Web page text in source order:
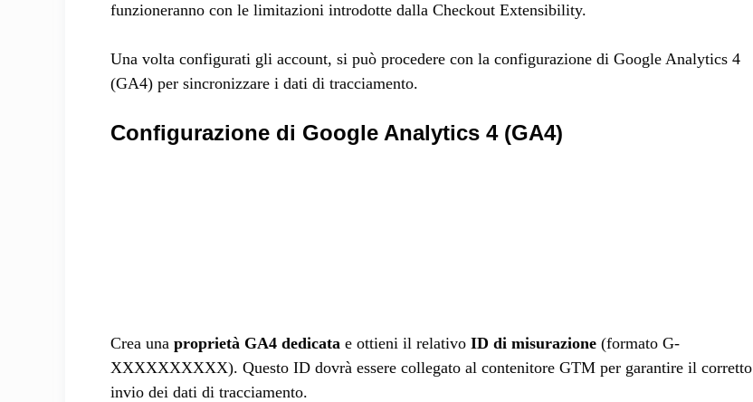
funzioneranno con le limitazioni introdotte dalla Checkout Extensibility.
Una volta configurati gli account, si può procedere con la configurazione di Google Analytics 4
(GA4) per sincronizzare i dati di tracciamento.
Configurazione di Google Analytics 4 (GA4)
Crea una proprietà GA4 dedicata e ottieni il relativo ID di misurazione (formato G-
XXXXXXXXXX). Questo ID dovrà essere collegato al contenitore GTM per garantire il corretto
invio dei dati di tracciamento.